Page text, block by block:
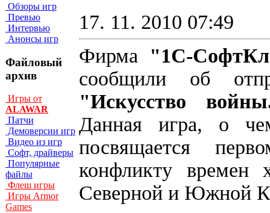
Обзоры игр
Превью
Интервью
Анонсы игр
Файловый
архив
Игры от
ALAWAR
Патчи
Демоверсии игр
Видео из игр
Софт, драйверы
Популярные
файлы
Флеш игры
Игры Armor
Games
17. 11. 2010 07:49
Фирма "1С-
сообщили об
"Искусство
Данная игра, о
посвящается
конфликту
Северной и Южной